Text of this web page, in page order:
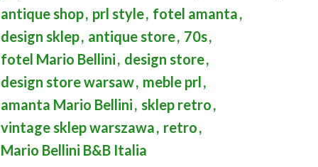
antique shop, prl style, fotel amanta,
design sklep, antique store, 70s,
fotel Mario Bellini, design store,
design store warsaw, meble prl,
amanta Mario Bellini, sklep retro,
vintage sklep warszawa, retro,
Mario Bellini B&B Italia